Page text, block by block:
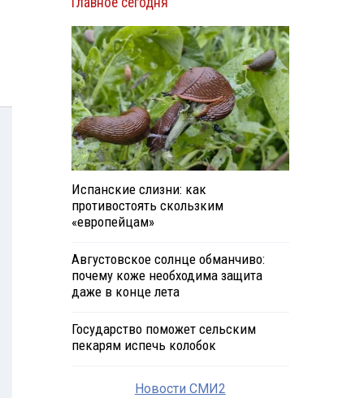
Испанские слизни: как
противостоять скользким
«европейцам»
Августовское солнце обманчиво:
почему коже необходима защита
даже в конце лета
Государство поможет сельским
пекарям испечь колобок
Новости СМИ2